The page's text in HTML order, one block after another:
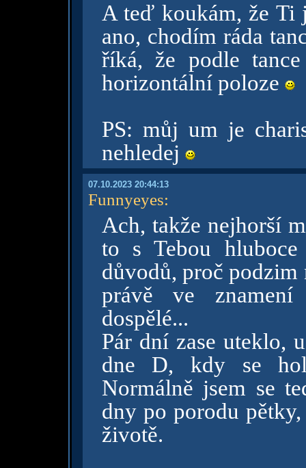
A teď koukám, že Ti
ano, chodím ráda
říká, že podle
horizontální poloze
PS: můj um je
nehledej
07.10.2023 20:44:13
Funnyeyes:
Ach, takže nejhorší
to s Tebou
důvodů, proč podzim
právě ve
dospělé...
Pár dní zase uteklo,
dne D, kdy se
Normálně jsem se
dny po porodu
životě.